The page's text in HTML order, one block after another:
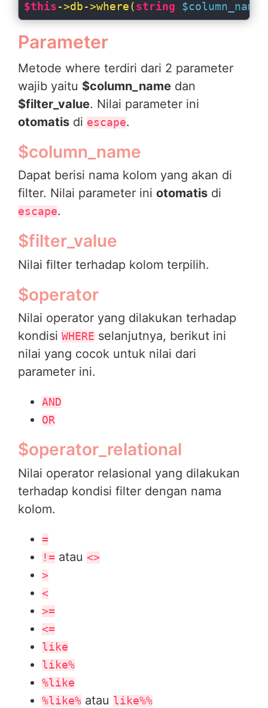
$this ->db->where( string $column_name
Parameter
Metode where terdiri dari 2 parameter
wajib yaitu $column_name dan
$filter_value. Nilai parameter ini
otomatis di escape.
$column_name
Dapat berisi nama kolom yang akan di
filter. Nilai parameter ini otomatis di
escape.
$filter_value
Nilai filter terhadap kolom terpilih.
$operator
Nilai operator yang dilakukan terhadap
kondisi WHERE selanjutnya, berikut ini
nilai yang cocok untuk nilai dari
parameter ini.
AND
OR
$operator_relational
Nilai operator relasional yang dilakukan
terhadap kondisi filter dengan nama
kolom.
=
!= atau <>
>
<
>=
<=
like
like%
%like
%like% atau like%%